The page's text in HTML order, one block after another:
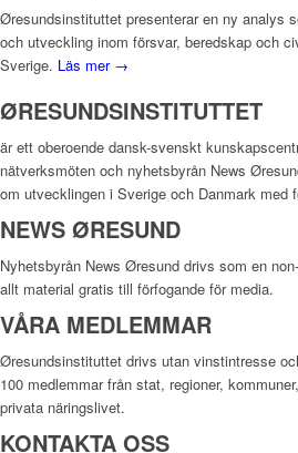
Øresundsinstituttet presenterar en ny analys
och utveckling inom försvar, beredskap och
Sverige. Läs mer →
ØRESUNDSINSTITUTTET
är ett oberoende dansk-svenskt
nätverksmöten och nyhetsbyrån News
om utvecklingen i Sverige och Danmark med
NEWS ØRESUND
Nyhetsbyrån News Øresund drivs som en
allt material gratis till förfogande för media.
VÅRA MEDLEMMAR
Øresundsinstituttet drivs utan vinst­intresse
100 medlemmar från stat, regioner,
privata näringslivet.
KONTAKTA OSS